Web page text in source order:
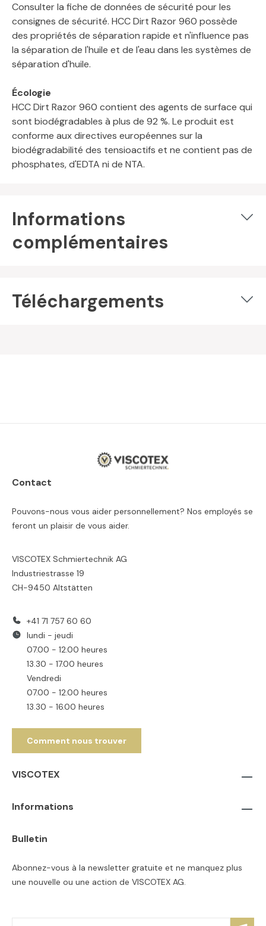
Consulter la fiche de données de sécurité pour les
consignes de sécurité. HCC Dirt Razor 960 possède
des propriétés de séparation rapide et n'influence pas
la séparation de l'huile et de l'eau dans les systèmes de
séparation d'huile.
Écologie
HCC Dirt Razor 960 contient des agents de surface qui
sont biodégradables à plus de 92 %. Le produit est
conforme aux directives européennes sur la
biodégradabilité des tensioactifs et ne contient pas de
phosphates, d'EDTA ni de NTA.
Informations
complémentaires
Téléchargements
Contact
Pouvons-nous vous aider personnellement? Nos employés se
feront un plaisir de vous aider.
VISCOTEX Schmiertechnik AG
Industriestrasse 19
CH-9450 Altstätten
+41 71 757 60 60
lundi - jeudi
07.00 - 12.00 heures
13.30 - 17.00 heures
Vendredi
07.00 - 12.00 heures
13.30 - 16.00 heures
Comment nous trouver
VISCOTEX
Informations
Bulletin
Abonnez-vous à la newsletter gratuite et ne manquez plus
une nouvelle ou une action de VISCOTEX AG.